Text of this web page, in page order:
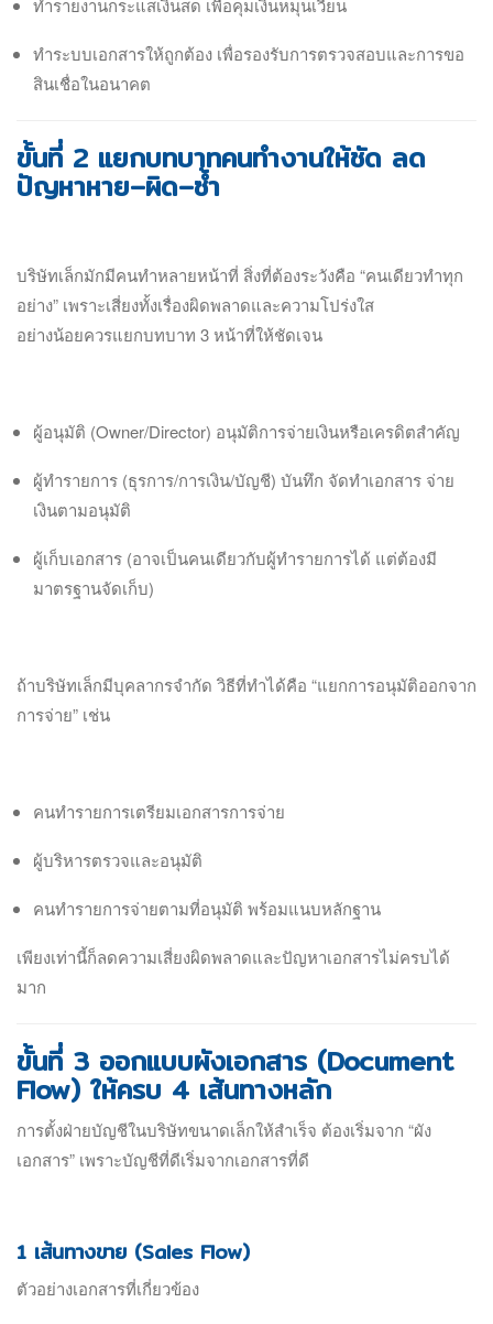
ทำรายงานกระแสเงินสด เพื่อคุมเงินหมุนเวียน
ทำระบบเอกสารให้ถูกต้อง เพื่อรองรับการตรวจสอบและการขอ
สินเชื่อในอนาคต
ขั้นที่ 2 แยกบทบาทคนทำงานให้ชัด ลด
ปัญหาหาย–ผิด–ซ้ำ
บริษัทเล็กมักมีคนทำหลายหน้าที่ สิ่งที่ต้องระวังคือ “คนเดียวทำทุก
อย่าง” เพราะเสี่ยงทั้งเรื่องผิดพลาดและความโปร่งใส
อย่างน้อยควรแยกบทบาท 3 หน้าที่ให้ชัดเจน
ผู้อนุมัติ (Owner/Director) อนุมัติการจ่ายเงินหรือเครดิตสำคัญ
ผู้ทำรายการ (ธุรการ/การเงิน/บัญชี) บันทึก จัดทำเอกสาร จ่าย
เงินตามอนุมัติ
ผู้เก็บเอกสาร (อาจเป็นคนเดียวกับผู้ทำรายการได้ แต่ต้องมี
มาตรฐานจัดเก็บ)
ถ้าบริษัทเล็กมีบุคลากรจำกัด วิธีที่ทำได้คือ “แยกการอนุมัติออกจาก
การจ่าย” เช่น
คนทำรายการเตรียมเอกสารการจ่าย
ผู้บริหารตรวจและอนุมัติ
คนทำรายการจ่ายตามที่อนุมัติ พร้อมแนบหลักฐาน
เพียงเท่านี้ก็ลดความเสี่ยงผิดพลาดและปัญหาเอกสารไม่ครบได้
มาก
ขั้นที่ 3 ออกแบบผังเอกสาร (Document
Flow) ให้ครบ 4 เส้นทางหลัก
การตั้งฝ่ายบัญชีในบริษัทขนาดเล็กให้สำเร็จ ต้องเริ่มจาก “ผัง
เอกสาร” เพราะบัญชีที่ดีเริ่มจากเอกสารที่ดี
1 เส้นทางขาย (Sales Flow)
ตัวอย่างเอกสารที่เกี่ยวข้อง